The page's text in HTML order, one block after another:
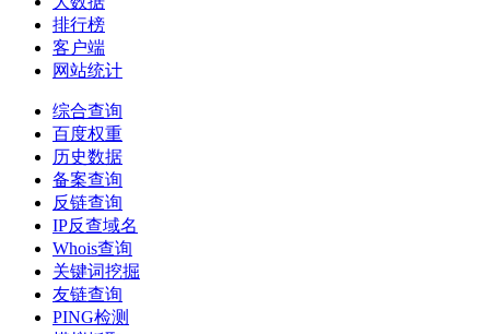
排行榜
客户端
网站统计
综合查询
百度权重
历史数据
备案查询
反链查询
IP反查域名
Whois查询
关键词挖掘
友链查询
PING检测